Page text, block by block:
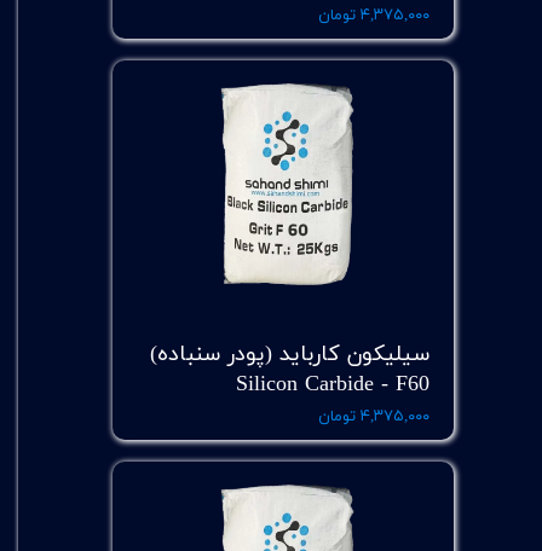
۴,۳۷۵,۰۰۰ تومان
سیلیکون کارباید (پودر سنباده)
Silicon Carbide - F60
۴,۳۷۵,۰۰۰ تومان